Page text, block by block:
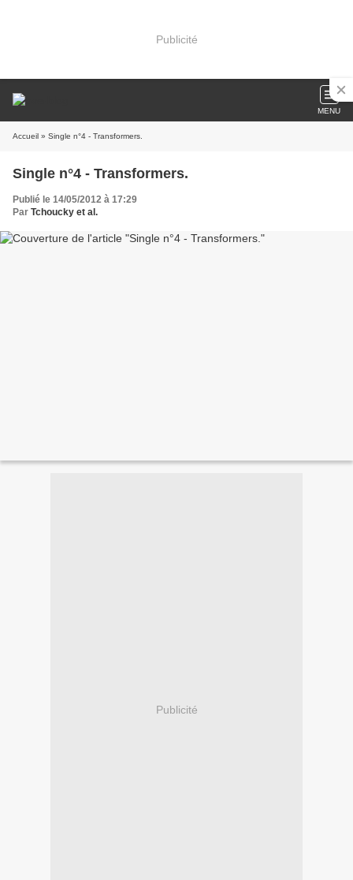
Publicité
MENU
Accueil » Single n°4 - Transformers.
Single n°4 - Transformers.
Publié le 14/05/2012 à 17:29
Par Tchoucky et al.
Publicité